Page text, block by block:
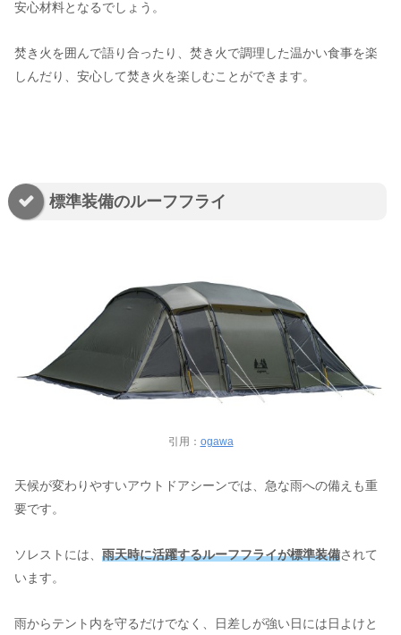
安心材料となるでしょう。
焚き火を囲んで語り合ったり、焚き火で調理した温かい食事を楽
しんだり、安心して焚き火を楽しむことができます。
標準装備のルーフフライ
引用： ogawa
天候が変わりやすいアウトドアシーンでは、急な雨への備えも重
要です。
ソレストには、 雨天時に活躍するルーフフライが標準装備されて
います。
雨からテント内を守るだけでなく、日差しが強い日には日よけと